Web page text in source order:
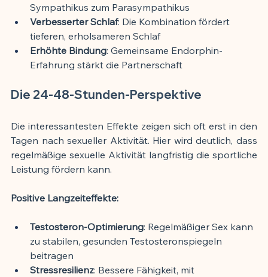
Sympathikus zum Parasympathikus
Verbesserter Schlaf: Die Kombination fördert
tieferen, erholsameren Schlaf
Erhöhte Bindung: Gemeinsame Endorphin-
Erfahrung stärkt die Partnerschaft
Die 24-48-Stunden-Perspektive
Die interessantesten Effekte zeigen sich oft erst in den
Tagen nach sexueller Aktivität. Hier wird deutlich, dass
regelmäßige sexuelle Aktivität langfristig die sportliche
Leistung fördern kann.
Positive Langzeiteffekte:
Testosteron-Optimierung: Regelmäßiger Sex kann
zu stabilen, gesunden Testosteronspiegeln
beitragen
Stressresilienz: Bessere Fähigkeit, mit